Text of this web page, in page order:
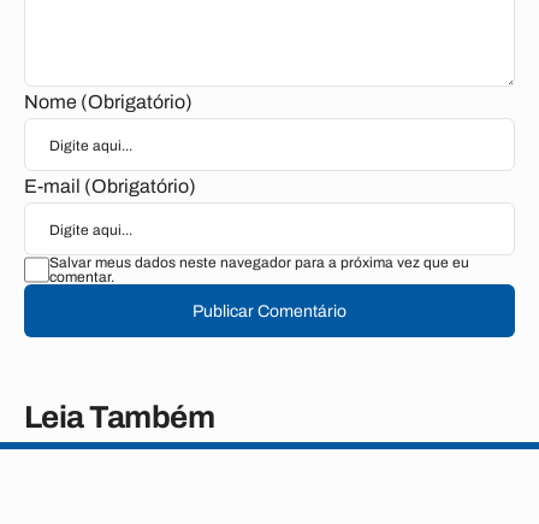
Nome (Obrigatório)
E-mail (Obrigatório)
Salvar meus dados neste navegador para a próxima vez que eu
comentar.
Publicar Comentário
Leia Também